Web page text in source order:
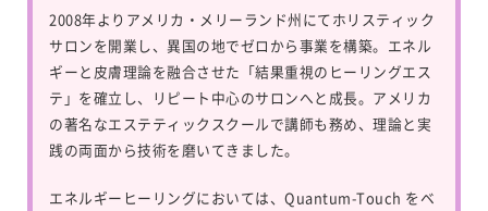
2008年よりアメリカ・メリーランド州にてホリスティック
サロンを開業し、異国の地でゼロから事業を構築。エネル
ギーと皮膚理論を融合させた「結果重視のヒーリングエス
テ」を確立し、リピート中心のサロンへと成長。アメリカ
の著名なエステティックスクールで講師も務め、理論と実
践の両面から技術を磨いてきました。
エネルギーヒーリングにおいては、 Quantum-Touch をベ